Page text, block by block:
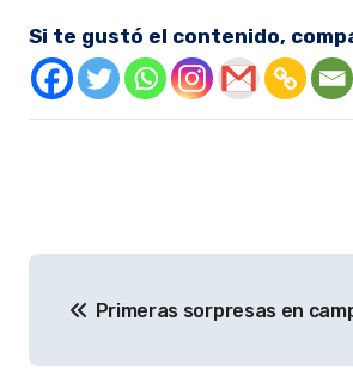
Si te gustó el contenido,
de
Primeras sorpresas en